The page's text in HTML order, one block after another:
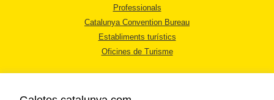
Professionals
Catalunya Convention Bureau
Establiments turístics
Oficines de Turisme